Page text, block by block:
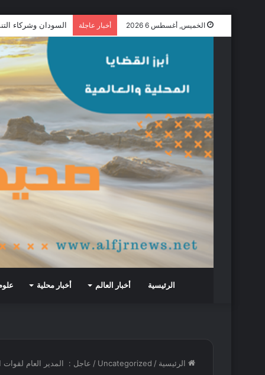
الخميس, أغسطس 6 2026 أخبار عاجلة بمبادرة من
الرئيسية أخبار العالم أخبار محلية
الرئيسية /
Uncategorized
/ عاجل : المدير العام لقوات